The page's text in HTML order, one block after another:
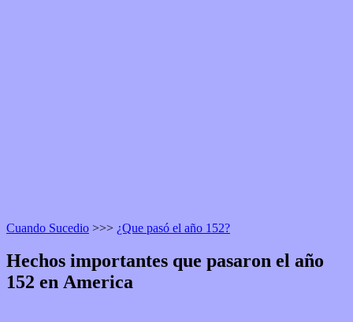
Cuando Sucedio >>> ¿Que pasó el año 152?
Hechos importantes que pasaron el año
152 en America